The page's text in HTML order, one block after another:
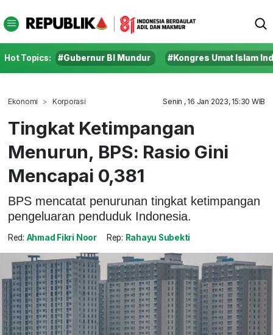
Hot Topics: #Gubernur BI Mundur #Kongres Umat Islam
Ekonomi Korporasi Senin , 16 Jan 2023, 15:30 WIB
Tingkat Ketimpangan
Menurun, BPS: Rasio Gini
Mencapai 0,381
BPS mencatat penurunan tingkat ketimpangan
pengeluaran penduduk Indonesia.
Red: Ahmad Fikri Noor Rep: Rahayu Subekti